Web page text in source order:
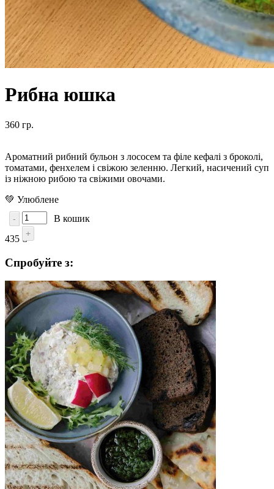
Рибна юшка
360 гр.
Ароматний рибний бульон з лососем та філе кефалі з броколі,
томатами, фенхелем і свіжою зеленню. Легкий, насичений суп
із ніжною рибою та свіжими овочами.
💚 Улюблене
-
+
В кошик
435 ₴
Спробуйте з: